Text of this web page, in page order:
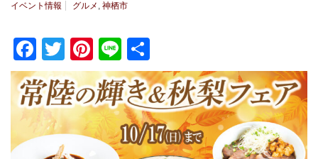
イベント情報 グルメ , 神栖市
Facebook
TwitterPinterest
Line
有